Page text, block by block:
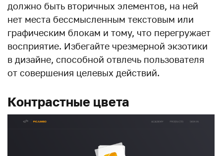
должно быть вторичных элементов, на ней
нет места бессмысленным текстовым или
графическим блокам и тому, что перегружает
восприятие. Избегайте чрезмерной экзотики
в дизайне, способной отвлечь пользователя
от совершения целевых действий.
Контрастные цвета